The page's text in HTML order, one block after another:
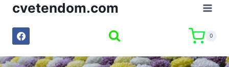
Къмcvetendom.com
0